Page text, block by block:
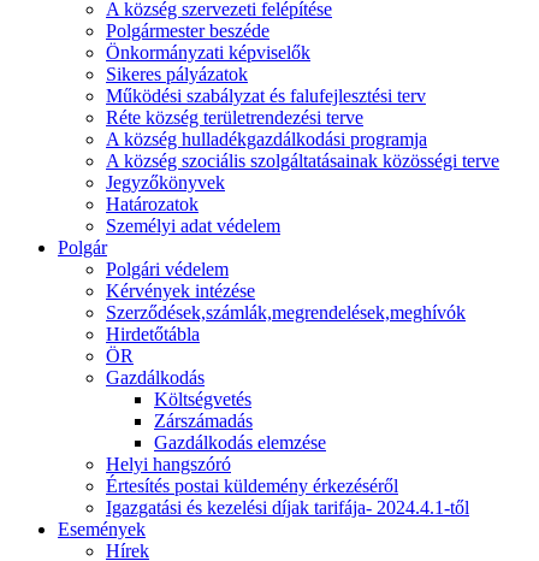
A község szervezeti felépítése
Polgármester beszéde
Önkormányzati képviselők
Sikeres pályázatok
Működési szabályzat és falufejlesztési terv
Réte község területrendezési terve
A község hulladékgazdálkodási programja
A község szociális szolgáltatásainak közösségi terve
Jegyzőkönyvek
Határozatok
Személyi adat védelem
Polgár
Polgári védelem
Kérvények intézése
Szerződések,számlák,megrendelések,meghívók
Hirdetőtábla
ÖR
Gazdálkodás
Költségvetés
Zárszámadás
Gazdálkodás elemzése
Helyi hangszóró
Értesítés postai küldemény érkezéséről
Igazgatási és kezelési díjak tarifája- 2024.4.1-től
Események
Hírek